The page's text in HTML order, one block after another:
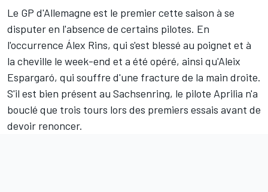
Le GP d'Allemagne est le premier cette saison à se
disputer en l'absence de certains pilotes. En
l'occurrence Álex Rins, qui s'est blessé au poignet et à
la cheville le week-end et a été opéré, ainsi qu'Aleix
Espargaró, qui souffre d'une fracture de la main droite.
S'il est bien présent au Sachsenring, le pilote Aprilia n'a
bouclé que trois tours lors des premiers essais avant de
devoir renoncer.